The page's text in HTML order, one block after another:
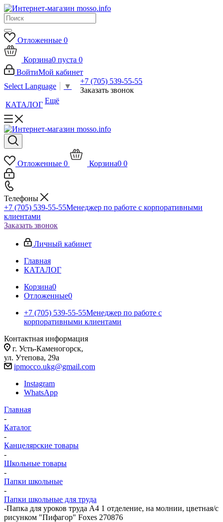
Отложенные 0
Корзина0 пуста 0
ВойтиМой кабинет
Select Language
▼
+7 (705) 539-55-55
Заказать звонок
КАТАЛОГ Ещё
Отложенные 0 Корзина0 0
Телефоны
+7 (705) 539-55-55Менеджер по работе с корпоративными
клиентами
Заказать звонок
Личный кабинет
Главная
КАТАЛОГ
Корзина0
Отложенные0
+7 (705) 539-55-55Менеджер по работе с
корпоративными клиентами
Контактная информация
г. Усть-Каменогорск,
ул. Утепова, 29а
ipmocco.ukg@gmail.com
Instagram
WhatsApp
Главная
-
Каталог
-
Канцелярские товары
-
Школьные товары
-
Папки школьные
-
Папки школьные для труда
-Папка для уроков труда А4 1 отделение, на молнии, цветная/с
рисунком "Пифагор" Foxes 270876